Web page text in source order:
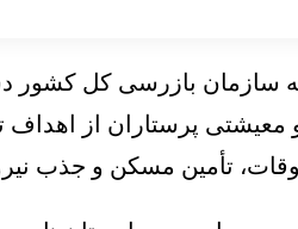
سازمان بازرسی کل کشور
معیشتی پرستاران از
تأمین مسکن و جذب